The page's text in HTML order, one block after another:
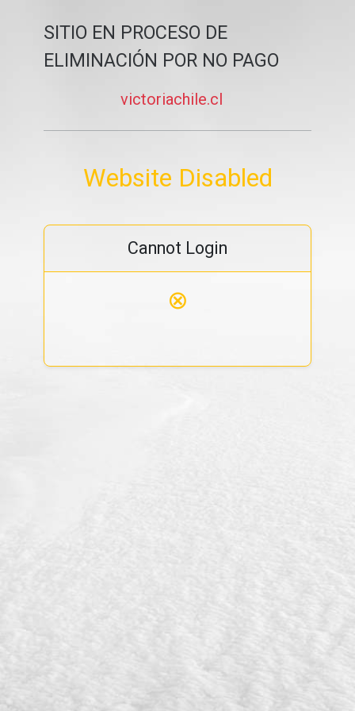
SITIO EN PROCESO DE
ELIMINACIÓN POR NO PAGO
victoriachile.cl
Website Disabled
Cannot Login
⊗